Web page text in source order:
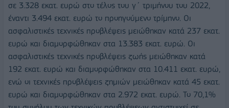
σε 3.328 εκατ. ευρώ στο τέλος του γ΄ τριμήνου του 2022,
έναντι 3.494 εκατ. ευρώ το προηγούμενο τρίμηνο. Οι
ασφαλιστικές τεχνικές προβλέψεις μειώθηκαν κατά 237 εκατ.
ευρώ και διαμορφώθηκαν στα 13.383 εκατ. ευρώ. Οι
ασφαλιστικές τεχνικές προβλέψεις ζωής μειώθηκαν κατά
192 εκατ. ευρώ και διαμορφώθηκαν στα 10.411 εκατ. ευρώ,
ενώ οι τεχνικές προβλέψεις ζημιών μειώθηκαν κατά 45 εκατ.
ευρώ και διαμορφώθηκαν στα 2.972 εκατ. ευρώ. Το 70,1%